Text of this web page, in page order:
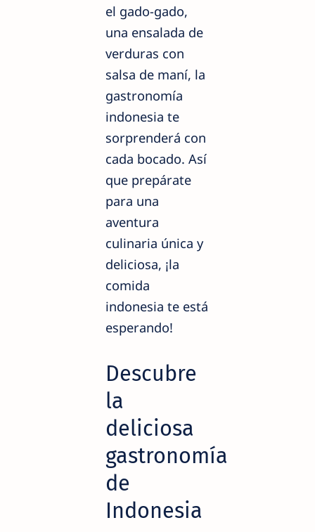
el gado-gado,
una ensalada de
verduras con
salsa de maní, la
gastronomía
indonesia te
sorprenderá con
cada bocado. Así
que prepárate
para una
aventura
culinaria única y
deliciosa, ¡la
comida
indonesia te está
esperando!
Descubre
la
deliciosa
gastronomía
de
Indonesia